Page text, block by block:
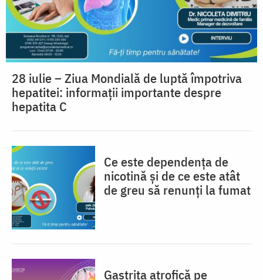
28 iulie – Ziua Mondială de luptă împotriva
hepatitei: informații importante despre
hepatita C
Ce este dependența de
nicotină și de ce este atât
de greu să renunți la fumat
Gastrita atrofică pe